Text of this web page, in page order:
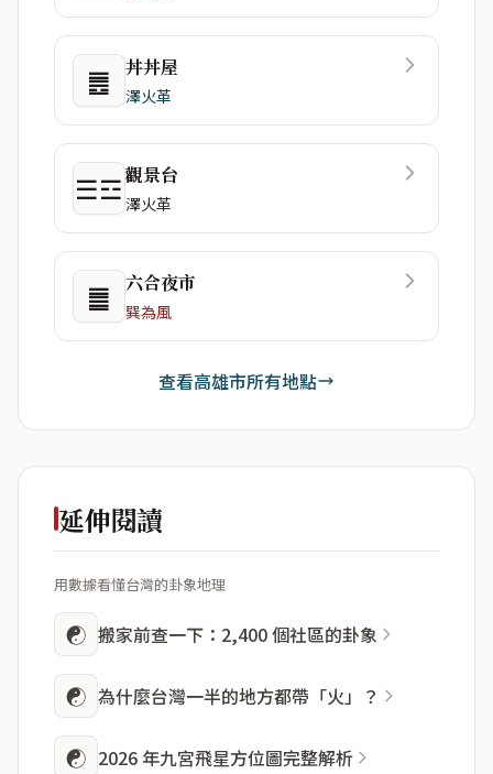
䷌ 丼丼屋
澤火革
☰☲觀景台
澤火革
䷀ 六合夜市
巽為風
查看高雄市所有地點
延伸閱讀
用數據看懂台灣的卦象地理
☯ 搬家前查一下：2,400 個社區的卦象
☯ 為什麼台灣一半的地方都帶「火」？
☯ 2026 年九宮飛星方位圖完整解析